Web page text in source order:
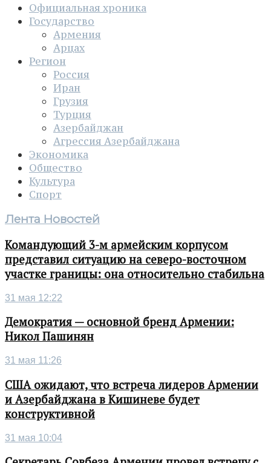
Официальная хроника
Государство
Армения
Арцах
Регион
Россия
Иран
Грузия
Турция
Азербайджан
Агрессия Азербайджана
Экономика
Общество
Культура
Спорт
Лента Новостей
Командующий 3-м армейским корпусом
представил ситуацию на северо-восточном
участке границы: она относительно стабильна
31 мая 12:22
Демократия — основной бренд Армении:
Никол Пашинян
31 мая 11:26
США ожидают, что встреча лидеров Армении
и Азербайджана в Кишиневе будет
конструктивной
31 мая 10:04